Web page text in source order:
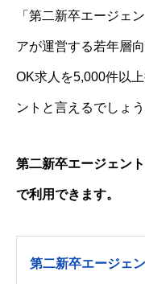
「第二新卒エージェ
アが運営する若年層
OK求人を5,000件以
ントと言えるでしょう
第二新卒エージェン
で利用できます。
第二新卒エージェ